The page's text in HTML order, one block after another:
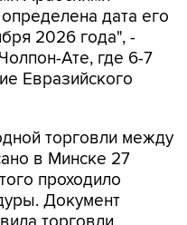
дата его
2026 года", -
Ате, где 6-7
Евразийского
торговли между
в Минске 27
проходило
Документ